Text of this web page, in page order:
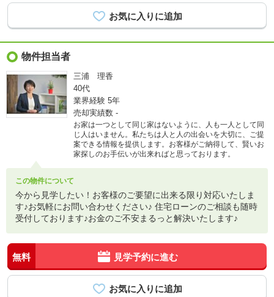
物件担当者
三浦 理香
40代
業界経験 5年
売却実績数 -
お家は一つとして同じ家はないように、人も一人として同
じ人はいません。私たちは人と人の出会いを大切に、ご提
案できる情報を提供します。お客様がご納得して、賢いお
家探しのお手伝いが出来ればと思っております。
この物件について
今から見学したい！お客様のご要望に出来る限り対応いたしま
す♪お気軽にお問い合わせください♪ 住宅ローンのご相談も随時
受付しております♪お金のご不安まるっと解決いたします♪
無料 見学予約に進む